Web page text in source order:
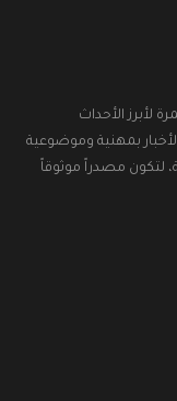
لأبرز الأحداث
بمهنية وموضوعية
لتكون مصدراً موثوقاً